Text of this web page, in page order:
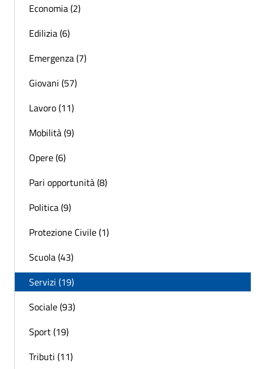
Economia (2)
Edilizia (6)
Emergenza (7)
Giovani (57)
Lavoro (11)
Mobilità (9)
Opere (6)
Pari opportunità (8)
Politica (9)
Protezione Civile (1)
Scuola (43)
Servizi (19)
Sociale (93)
Sport (19)
Tributi (11)